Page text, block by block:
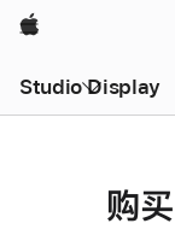
Apple
Studio Display
购